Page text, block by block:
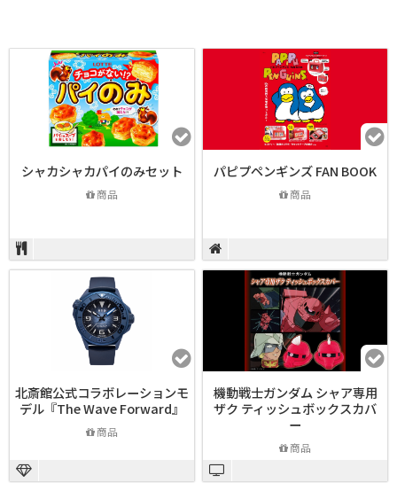
シャカシャカパイのみセット
商品
パピプペンギンズ FAN BOOK
商品
北斎館公式コラボレーションモ
デル『The Wave Forward』
商品
機動戦士ガンダム シャア専用
ザク ティッシュボックスカバ
ー
商品